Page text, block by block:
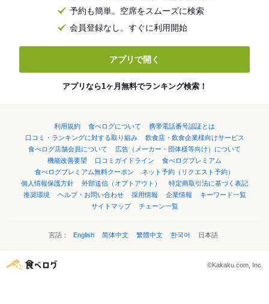
予約も簡単。空席をスムーズに検索
会員登録なし。すぐに利用開始
アプリで開く
アプリなら1ヶ月無料でランキング検索！
利用規約 食べログについて
携帯電話番号認証とは
口コミ・ランキングに対する取り組み
飲食店・飲食企業様向けサービス
食べログ店舗会員について
広告（メーカー・団体様等向け）について
機能改善要望
口コミガイドライン
食べログプレミアム
食べログプレミアム無料クーポン
ネット予約（リクエスト予約）
個人情報保護方針
外部送信（オプトアウト）
特定商取引法に基づく表記
推奨環境
ヘルプ・お問い合わせ 採用情報 企業情報
キーワード一覧
サイトマップ
チェーン一覧
言語： English 简体中文 繁體中文 한국어 日本語
©Kakaku.com, Inc.